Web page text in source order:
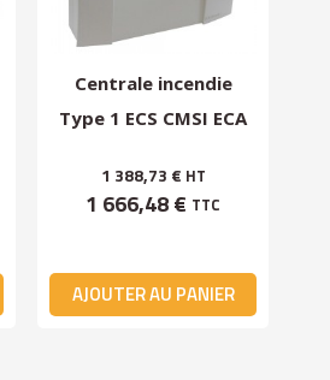
Centrale incendie
Type 1 ECS CMSI ECA
1 388,73 € HT
1 666,48 € TTC
AJOUTER AU PANIER